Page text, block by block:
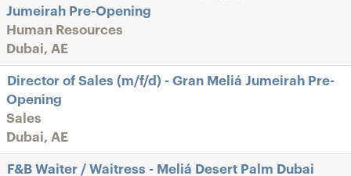
Jumeirah Pre-Opening
Human Resources
Dubai, AE
Director of Sales (m/f/d) - Gran Meliá Jumeirah Pre-
Opening
Sales
Dubai, AE
F&B Waiter / Waitress - Meliá Desert Palm Dubai